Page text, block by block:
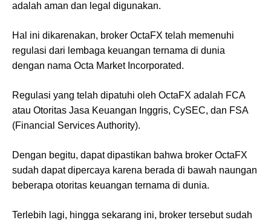
adalah aman dan legal digunakan.
Hal ini dikarenakan, broker OctaFX telah memenuhi
regulasi dari lembaga keuangan ternama di dunia
dengan nama Octa Market Incorporated.
Regulasi yang telah dipatuhi oleh OctaFX adalah FCA
atau Otoritas Jasa Keuangan Inggris, CySEC, dan FSA
(Financial Services Authority).
Dengan begitu, dapat dipastikan bahwa broker OctaFX
sudah dapat dipercaya karena berada di bawah naungan
beberapa otoritas keuangan ternama di dunia.
Terlebih lagi, hingga sekarang ini, broker tersebut sudah